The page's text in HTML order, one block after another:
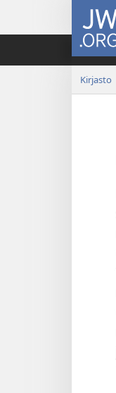
JW.ORG
Kirjasto